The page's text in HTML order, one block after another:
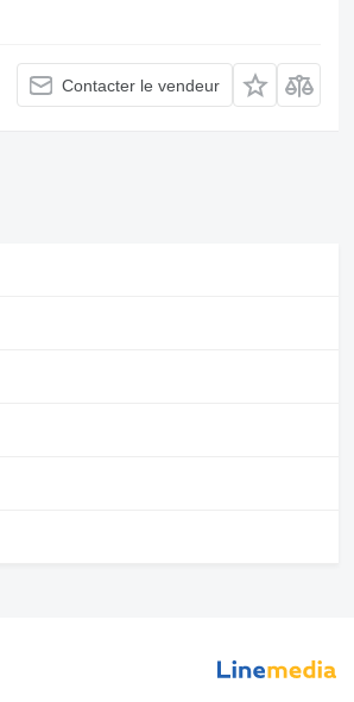
Contacter le vendeur